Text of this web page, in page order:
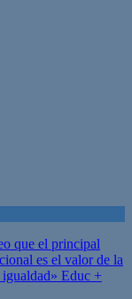
que el principal
es el valor de la
Educ +